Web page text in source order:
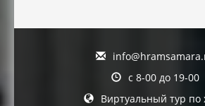
с 8-00 до 19-00
Виртуальный тур по